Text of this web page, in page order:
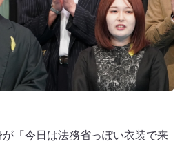
「今日は法務省っぽい衣装で来